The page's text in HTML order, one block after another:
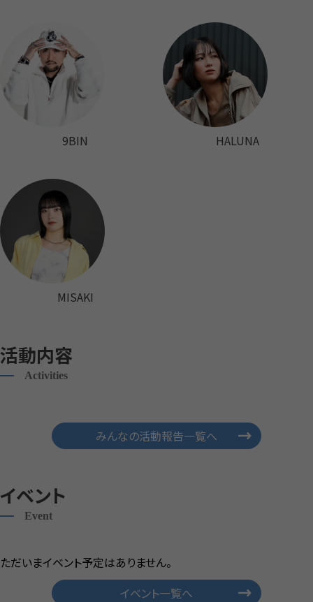
9BIN HALUNA
MISAKI
活動内容
Activities
みんなの活動報告一覧へ
イベント
Event
ただいまイベント予定はありません。
イベント一覧へ